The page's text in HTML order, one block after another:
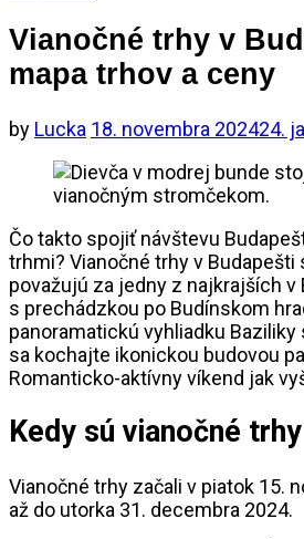
Vianočné trhy v
mapa trhov a ceny
by Lucka 18. novembra 202424.
Čo takto spojiť návštevu
trhmi? Vianočné trhy v Budapešti
považujú za jedny z najkrajších v
s prechádzkou po Budínskom
panoramatickú vyhliadku Baziliky
sa kochajte ikonickou budovou
Romanticko-aktívny víkend jak
Kedy sú vianočné
Vianočné trhy začali v piatok 15.
až do utorka 31. decembra 2024.